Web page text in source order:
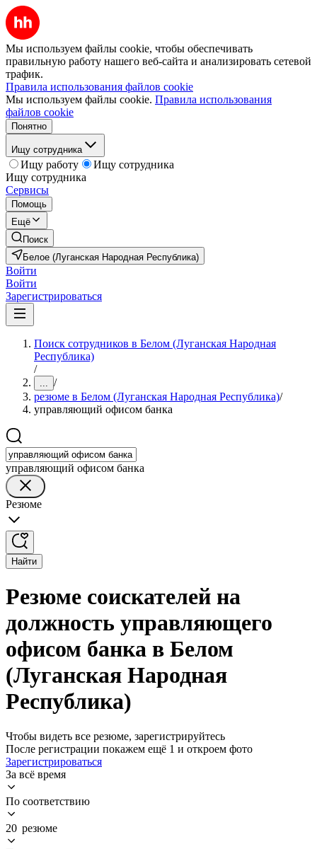
Мы используем файлы cookie, чтобы обеспечивать
правильную работу нашего веб-сайта и анализировать сетевой
трафик.
Правила использования файлов cookie
Мы используем файлы cookie. Правила использования
файлов cookie
Понятно
Ищу сотрудника
Ищу работу
Ищу сотрудника
Ищу сотрудника
Сервисы
Помощь
Ещё
Поиск
Белое (Луганская Народная Республика)
Войти
Войти
Зарегистрироваться
Поиск сотрудников в Белом (Луганская Народная
Республика)
/
... /
резюме в Белом (Луганская Народная Республика)/
управляющий офисом банка
управляющий офисом банка
Резюме
Найти
Резюме соискателей на
должность управляющего
офисом банка в Белом
(Луганская Народная
Республика)
Чтобы видеть все резюме, зарегистрируйтесь
После регистрации покажем ещё 1 и откроем фото
Зарегистрироваться
За всё время
По соответствию
20 резюме